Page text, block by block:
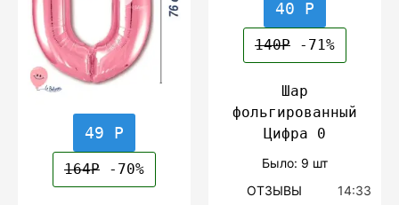
49 Р
164Р -70%
40 Р
140Р -71%
Шар
фольгированный
Цифра 0
Было: 9 шт
ОТЗЫВЫ
14:33